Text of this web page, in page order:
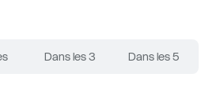
Dans les 3 Dans les 5